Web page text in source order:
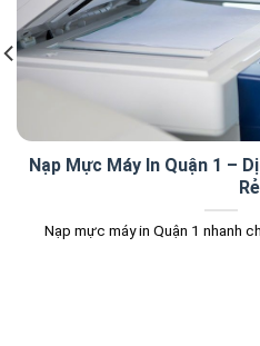
Nạp Mực Máy In Quận 1 –
Rẻ
Nạp mực máy in Quận 1 nhanh